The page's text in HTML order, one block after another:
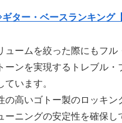
ター・ベースランキング【
ュームを絞った際にもフル
ーンを実現するトレブル・
ています。
の高いゴトー製のロッキン
ーニングの安定性を確保し